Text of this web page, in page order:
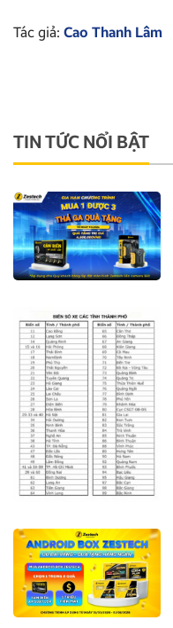
Tác giả: Cao Thanh Lâm
TIN TỨC NỔI BẬT